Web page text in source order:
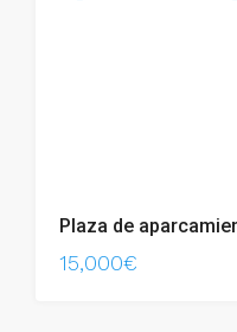
15,000€